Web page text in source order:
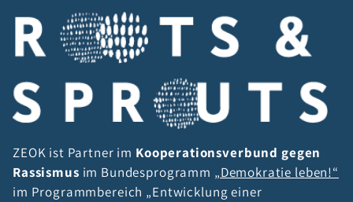
ZEOK ist Partner im Kooperationsverbund gegen
Rassismus im Bundesprogramm „Demokratie leben!“
im Programmbereich „Entwicklung einer